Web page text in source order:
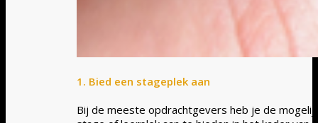
1. Bied een stageplek aan
Bij de meeste opdrachtgevers heb je de